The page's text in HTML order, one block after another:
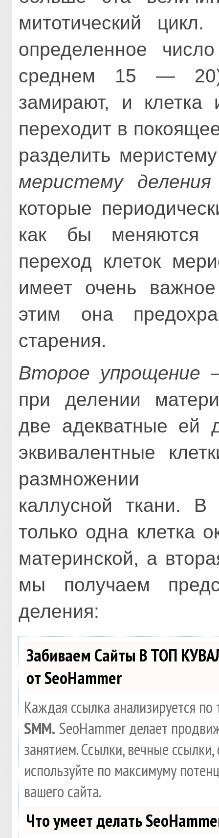
митотический
определенное
среднем 15 —
замирают, и клетка
переходит в
разделить
меристему
которые
как бы меняются
переход клеток
имеет очень важное
этим она
старения.
Второе упрощение
при делении
две адекватные ей
эквивалентные
размножении
каллусной ткани.
только одна клетка
материнской, а
мы получаем
деления:
Забиваем Сайты В ТОП
от SeoHammer
Каждая ссылка анализируется
SMM. SeoHammer делает
занятием. Ссылки, вечные
используйте по максимуму
вашего сайта.
Что умеет делать